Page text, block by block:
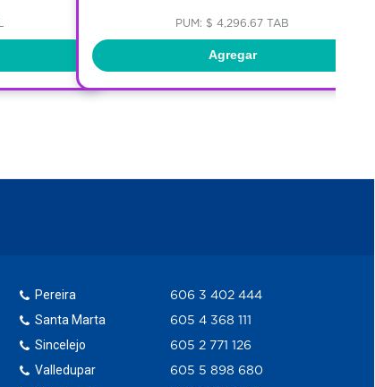
PUM: $ 4,296.67 TAB
Agregar
Pereira
Santa Marta
Sincelejo
Valledupar
606 3 402 444
605 4 368 111
605 2 771 126
605 5 898 680